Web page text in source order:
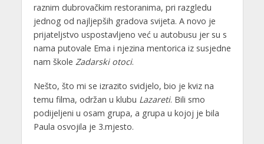
raznim dubrovačkim restoranima, pri razgledu
jednog od najljepših gradova svijeta. A novo je
prijateljstvo uspostavljeno već u autobusu jer su s
nama putovale Ema i njezina mentorica iz susjedne
nam škole Zadarski otoci.
Nešto, što mi se izrazito svidjelo, bio je kviz na
temu filma, održan u klubu Lazareti. Bili smo
podijeljeni u osam grupa, a grupa u kojoj je bila
Paula osvojila je 3.mjesto.